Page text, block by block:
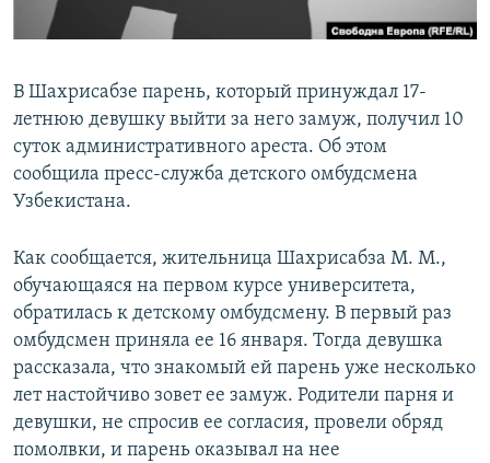
В Шахрисабзе парень, который принуждал 17-
летнюю девушку выйти за него замуж, получил 10
суток административного ареста. Об этом
сообщила пресс-служба детского омбудсмена
Узбекистана.
Как сообщается, жительница Шахрисабза М. М.,
обучающаяся на первом курсе университета,
обратилась к детскому омбудсмену. В первый раз
омбудсмен приняла ее 16 января. Тогда девушка
рассказала, что знакомый ей парень уже несколько
лет настойчиво зовет ее замуж. Родители парня и
девушки, не спросив ее согласия, провели обряд
помолвки, и парень оказывал на нее